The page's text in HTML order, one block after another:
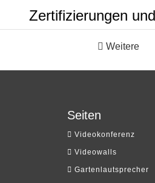
Zertifizierungen
Weitere
Seiten
Videokonferenz
Videowalls
Gartenlautsprecher